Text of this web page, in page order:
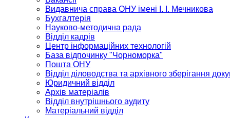
Видавнича справа ОНУ імені І. І. Мечникова
Бухгалтерія
Науково-методична рада
Відділ кадрів
Центр інформаційних технологій
База відпочинку "Чорноморка"
Пошта ОНУ
Відділ діловодства та архівного зберігання
Юридичний відділ
Архів матеріалів
Відділ внутрішнього аудиту
Матеріальний відділ